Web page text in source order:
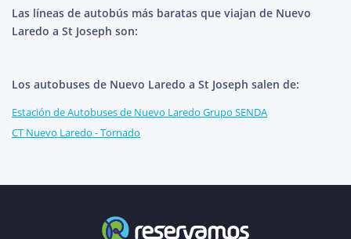
Las líneas de autobús más baratas que viajan de Nuevo
Laredo a St Joseph son:
Los autobuses de Nuevo Laredo a St Joseph salen de:
Estación de Autobuses de Nuevo Laredo Grupo SENDA
CT Nuevo Laredo - Tornado